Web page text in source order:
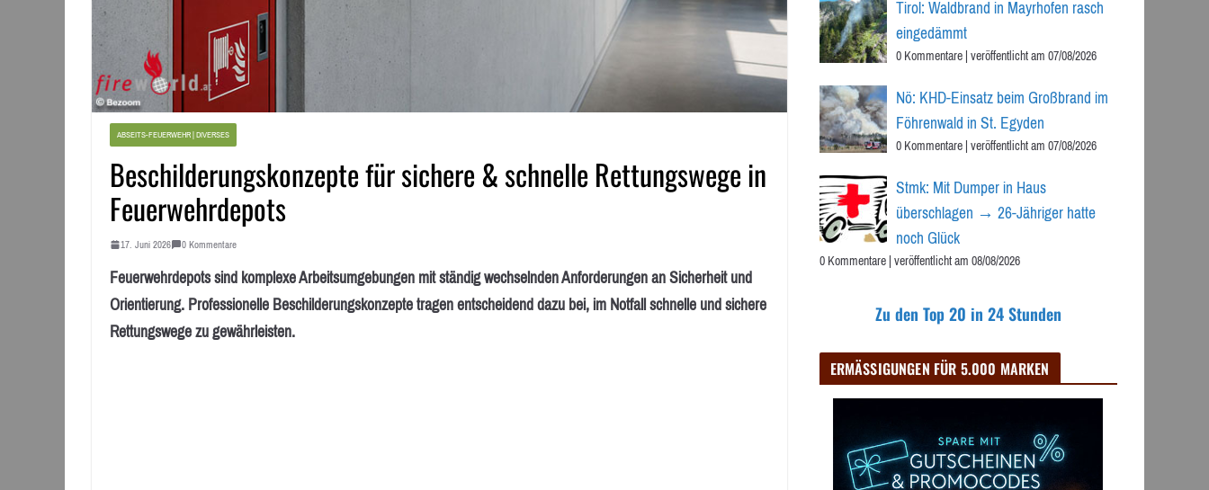
ABSEITS-FEUERWEHR | DIVERSES
Beschilderungskonzepte für sichere & schnelle Rettungswege in
Feuerwehrdepots
17. Juni 2026 0 Kommentare
Feuerwehrdepots sind komplexe Arbeitsumgebungen mit ständig wechselnden Anforderungen an Sicherheit und
Orientierung. Professionelle Beschilderungskonzepte tragen entscheidend dazu bei, im Notfall schnelle und sichere
Rettungswege zu gewährleisten.
Tirol: Waldbrand in Mayrhofen rasch
eingedämmt
0 Kommentare|veröffentlicht am 07/08/2026
Nö: KHD-Einsatz beim Großbrand im
Föhrenwald in St. Egyden
0 Kommentare|veröffentlicht am 07/08/2026
Stmk: Mit Dumper in Haus
überschlagen → 26-Jähriger hatte
noch Glück
0 Kommentare|veröffentlicht am 08/08/2026
Zu den Top 20 in 24 Stunden
ERMÄSSIGUNGEN FÜR 5.000 MARKEN